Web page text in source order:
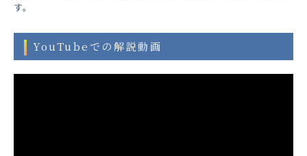
す。
YouTubeでの解説動画